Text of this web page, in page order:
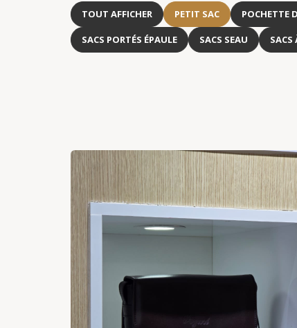
TOUT AFFICHER PETIT SAC POCHETTE
SACS PORTÉS ÉPAULE SACS SEAU SACS